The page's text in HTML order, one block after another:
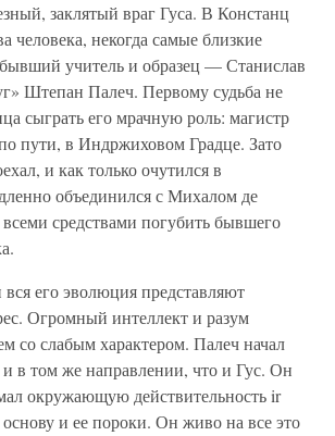
заклятый враг Гуса. В Констанц
человека, некогда самые близкие
бывший учитель и образец — Станислав
Штепан Палеч. Первому судьба не
сыграть его мрачную роль: магистр
пути, в Индржиховом Градце. Зато
и как только очутился в
объединился с Михалом де
средствами погубить бывшего
его эволюция представляют
Огромный интеллект и разум
со слабым характером. Палеч начал
и в том же направлении, что и Гус. Он
окружающую действительность ir
и ее пороки. Он живо на все это